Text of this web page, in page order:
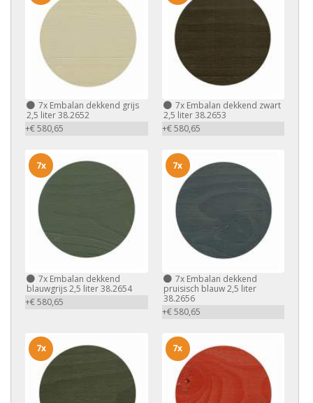
7x Embalan dekkend grijs
2,5 liter 38.2652
+€ 580,65
7xEmbalan dekkend zwart
2,5 liter 38.2653
+€ 580,65
7x Embalan dekkend
blauwgrijs 2,5 liter 38.2654
+€ 580,65
7x
7xEmbalan dekkend
pruisisch blauw 2,5 liter
38.2656
+€ 580,65
7x
7x 7x